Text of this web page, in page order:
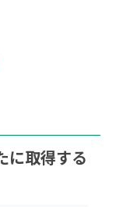
に取得する